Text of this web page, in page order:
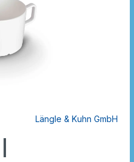
Längle & Kuhn GmbH